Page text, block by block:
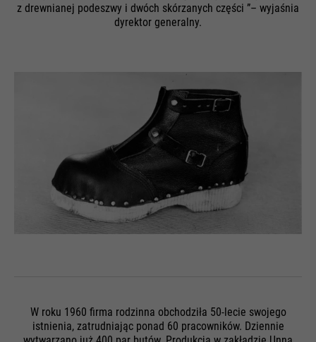
ma prawa do zarządzania nim.
cookie_optin
Sgalinski
Żywotność
1 miesiąc
Przechowuje status zgody
użytkownika na pliki cookie w
bieżącej domenie.
W przeszłości ten plik cookie był
czy użytkownik był na nowej
sesji / wizycie.
Nazwa
__utmz
Dostawca
Google Analytics
Żywotność
6 miesięcy
Dostawca
Google
Korzystanie z Google
HSID
Dostawca
Żywotność
Czas trwania sesji
Cel
użytkownika w cyfrowo
podpisanej i zaszyfrowanej
z drewnianej podeszwy i dwóch skórzanych części ”– wyjaśnia
dyrektor generalny.
W roku 1960 firma rodzinna obchodziła 50-lecie swojego
istnienia, zatrudniając ponad 60 pracowników. Dziennie